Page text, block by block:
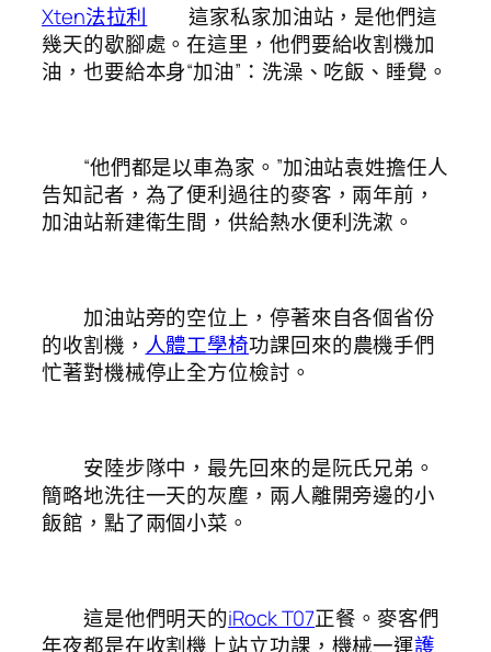
Xten法拉利 這家私家加油站，是他們這
幾天的歇腳處。在這里，他們要給收割機加
油，也要給本身“加油”：洗澡、吃飯、睡覺。
“他們都是以車為家。”加油站袁姓擔任人
告知記者，為了便利過往的麥客，兩年前，
加油站新建衛生間，供給熱水便利洗漱。
加油站旁的空位上，停著來自各個省份
的收割機， 人體工學椅功課回來的農機手們
忙著對機械停止全方位檢討。
安陸步隊中，最先回來的是阮氏兄弟。
簡略地洗往一天的灰塵，兩人離開旁邊的小
飯館，點了兩個小菜。
這是他們明天的iRock T07正餐。麥客們
年夜都是在收割機上站立功課，機械一運護